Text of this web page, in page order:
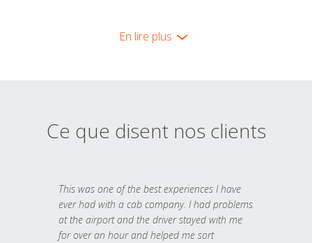
En lire plus
Ce que disent nos clients
This was one of the best experiences I have
ever had with a cab company. I had problems
at the airport and the driver stayed with me
for over an hour and helped me sort